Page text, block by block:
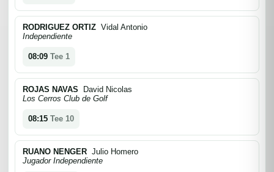
RODRIGUEZ ORTIZ Vidal Antonio
Independiente
08:09 Tee 1
ROJAS NAVAS David Nicolas
Los Cerros Club de Golf
08:15 Tee 10
RUANO NENGER Julio Homero
Jugador Independiente